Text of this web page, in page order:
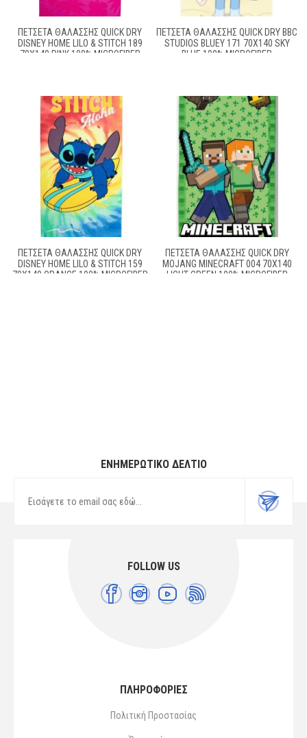
ΠΕΤΣΈΤΑ ΘΑΛΆΣΣΗΣ QUICK DRY
DISNEY HOME LILO & STITCH 189
70X140 PINK 100% MICROFIBER
ΠΕΤΣΈΤΑ ΘΑΛΆΣΣΗΣ QUICK DRY BBC
STUDIOS BLUEY 171 70X140 SKY
BLUE 100% MICROFIBER
ΠΕΤΣΈΤΑ ΘΑΛΆΣΣΗΣ QUICK DRY
DISNEY HOME LILO & STITCH 159
70X140 ORANGE 100% MICROFIBER
ΠΕΤΣΈΤΑ ΘΑΛΆΣΣΗΣ QUICK DRY
MOJANG MINECRAFT 004 70X140
LIGHT GREEN 100% MICROFIBER
ΕΝΗΜΕΡΩΤΙΚΌ ΔΕΛΤΊΟ
FOLLOW US
ΠΛΗΡΟΦΟΡΙΕΣ
Πολιτική Προστασίας